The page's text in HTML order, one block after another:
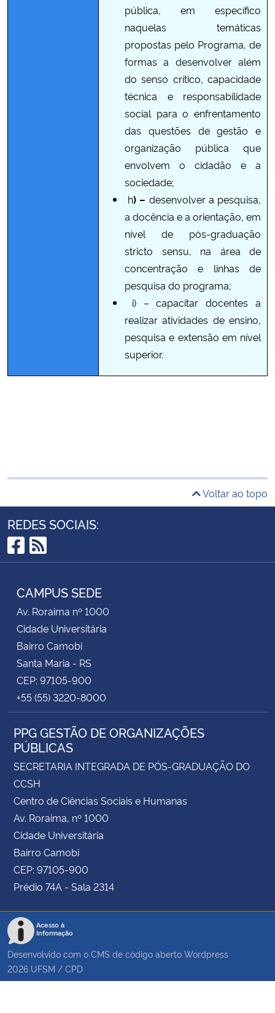
pública, em específico
naquelas temáticas
propostas pelo Programa, de
formas a desenvolver além
do senso crítico, capacidade
técnica e responsabilidade
social para o enfrentamento
das questões de gestão e
organização pública que
envolvem o cidadão e a
sociedade;
h) – desenvolver a pesquisa,
a docência e a orientação, em
nível de pós-graduação
stricto sensu, na área de
concentração e linhas de
pesquisa do programa;
i) –capacitar docentes a
realizar atividades de ensino,
pesquisa e extensão em nível
superior.
Voltar ao topo
REDES SOCIAIS:
Facebook
RSS
CAMPUS SEDE
Av. Roraima nº 1000
Cidade Universitária
Bairro Camobi
Santa Maria - RS
CEP: 97105-900
+55 (55) 3220-8000
PPG GESTÃO DE ORGANIZAÇÕES
PÚBLICAS
SECRETARIA INTEGRADA DE PÓS-GRADUAÇÃO DO
CCSH
Centro de Ciências Sociais e Humanas
Av. Roraima, nº 1000
Cidade Universitária
Bairro Camobi
CEP: 97105-900
Prédio 74A - Sala 2314
Acesso à
Informação
Desenvolvido com o CMS de código aberto Wordpress
2026 UFSM / CPD